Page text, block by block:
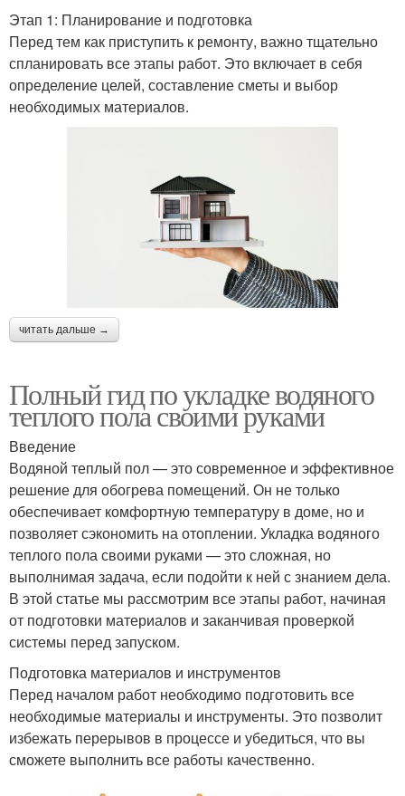
Этап 1: Планирование и подготовка
Перед тем как приступить к ремонту, важно тщательно
спланировать все этапы работ. Это включает в себя
определение целей, составление сметы и выбор
необходимых материалов.
читать дальше →
Полный гид по укладке водяного
теплого пола своими руками
Введение
Водяной теплый пол — это современное и эффективное
решение для обогрева помещений. Он не только
обеспечивает комфортную температуру в доме, но и
позволяет сэкономить на отоплении. Укладка водяного
теплого пола своими руками — это сложная, но
выполнимая задача, если подойти к ней с знанием дела.
В этой статье мы рассмотрим все этапы работ, начиная
от подготовки материалов и заканчивая проверкой
системы перед запуском.
Подготовка материалов и инструментов
Перед началом работ необходимо подготовить все
необходимые материалы и инструменты. Это позволит
избежать перерывов в процессе и убедиться, что вы
сможете выполнить все работы качественно.